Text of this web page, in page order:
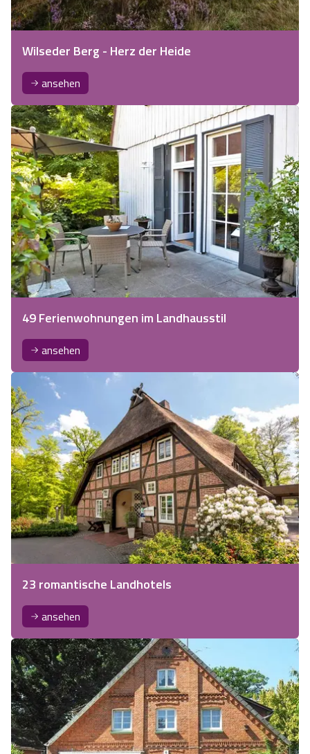
Wilseder Berg - Herz der Heide
ansehen
49 Ferienwohnungen im Landhausstil
ansehen
23 romantische Landhotels
ansehen